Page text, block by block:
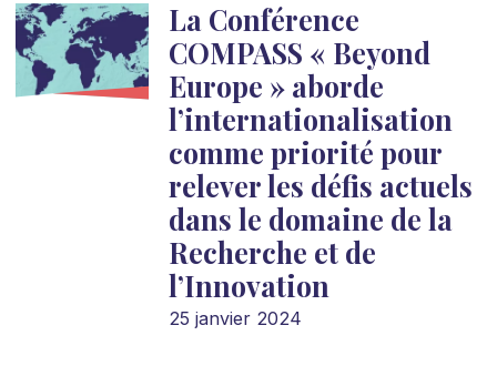
La Conférence
COMPASS « Beyond
Europe » aborde
l’internationalisation
comme priorité pour
relever les défis actuels
dans le domaine de la
Recherche et de
l’Innovation
25 janvier 2024